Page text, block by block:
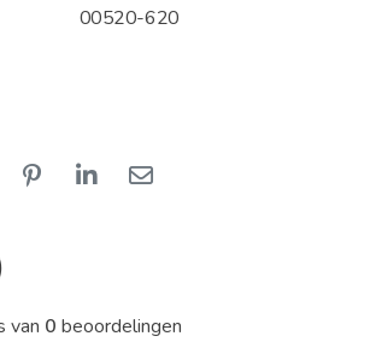
00520-620
van 0 beoordelingen